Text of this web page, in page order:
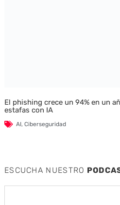
El phishing crece un 94% en un
estafas con IA
AI, Ciberseguridad
ESCUCHA NUESTRO